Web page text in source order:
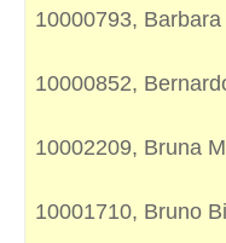
10000793,
10000852,
10002209, Bruna
10001710, Bruno